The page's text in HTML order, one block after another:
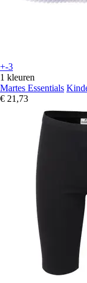
+-3
1 kleuren
Martes Essentials
€ 21,73